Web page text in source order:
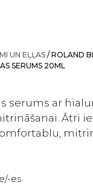
UN EĻĻAS/ ROLAND
SERUMS 20ML
serums ar
Ātri
es